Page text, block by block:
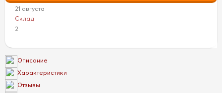
21 августа
Склад
2
Описание
Характеристики
Отзывы